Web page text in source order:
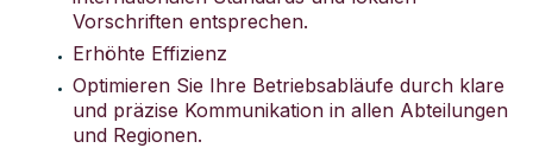
Vorschriften entsprechen.
Erhöhte Effizienz
Optimieren Sie Ihre Betriebsabläufe durch klare
und präzise Kommunikation in allen Abteilungen
und Regionen.